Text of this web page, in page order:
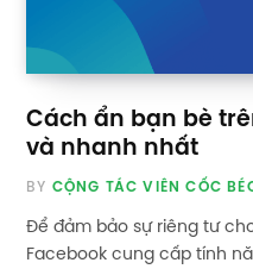
Cách ẩn bạn bè
và nhanh nhất
BY CỘNG TÁC VIÊN CỐC
Để đảm bảo sự riêng tư
Facebook cung cấp tính